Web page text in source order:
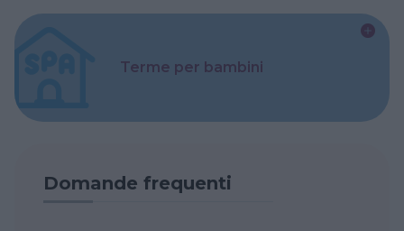
Terme per bambini
Domande frequenti